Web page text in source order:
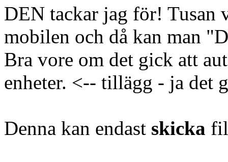
DEN tackar jag för! Tusan
mobilen och då kan man
Bra vore om det gick att
enheter. <-- tillägg - ja det
Denna kan endast skicka